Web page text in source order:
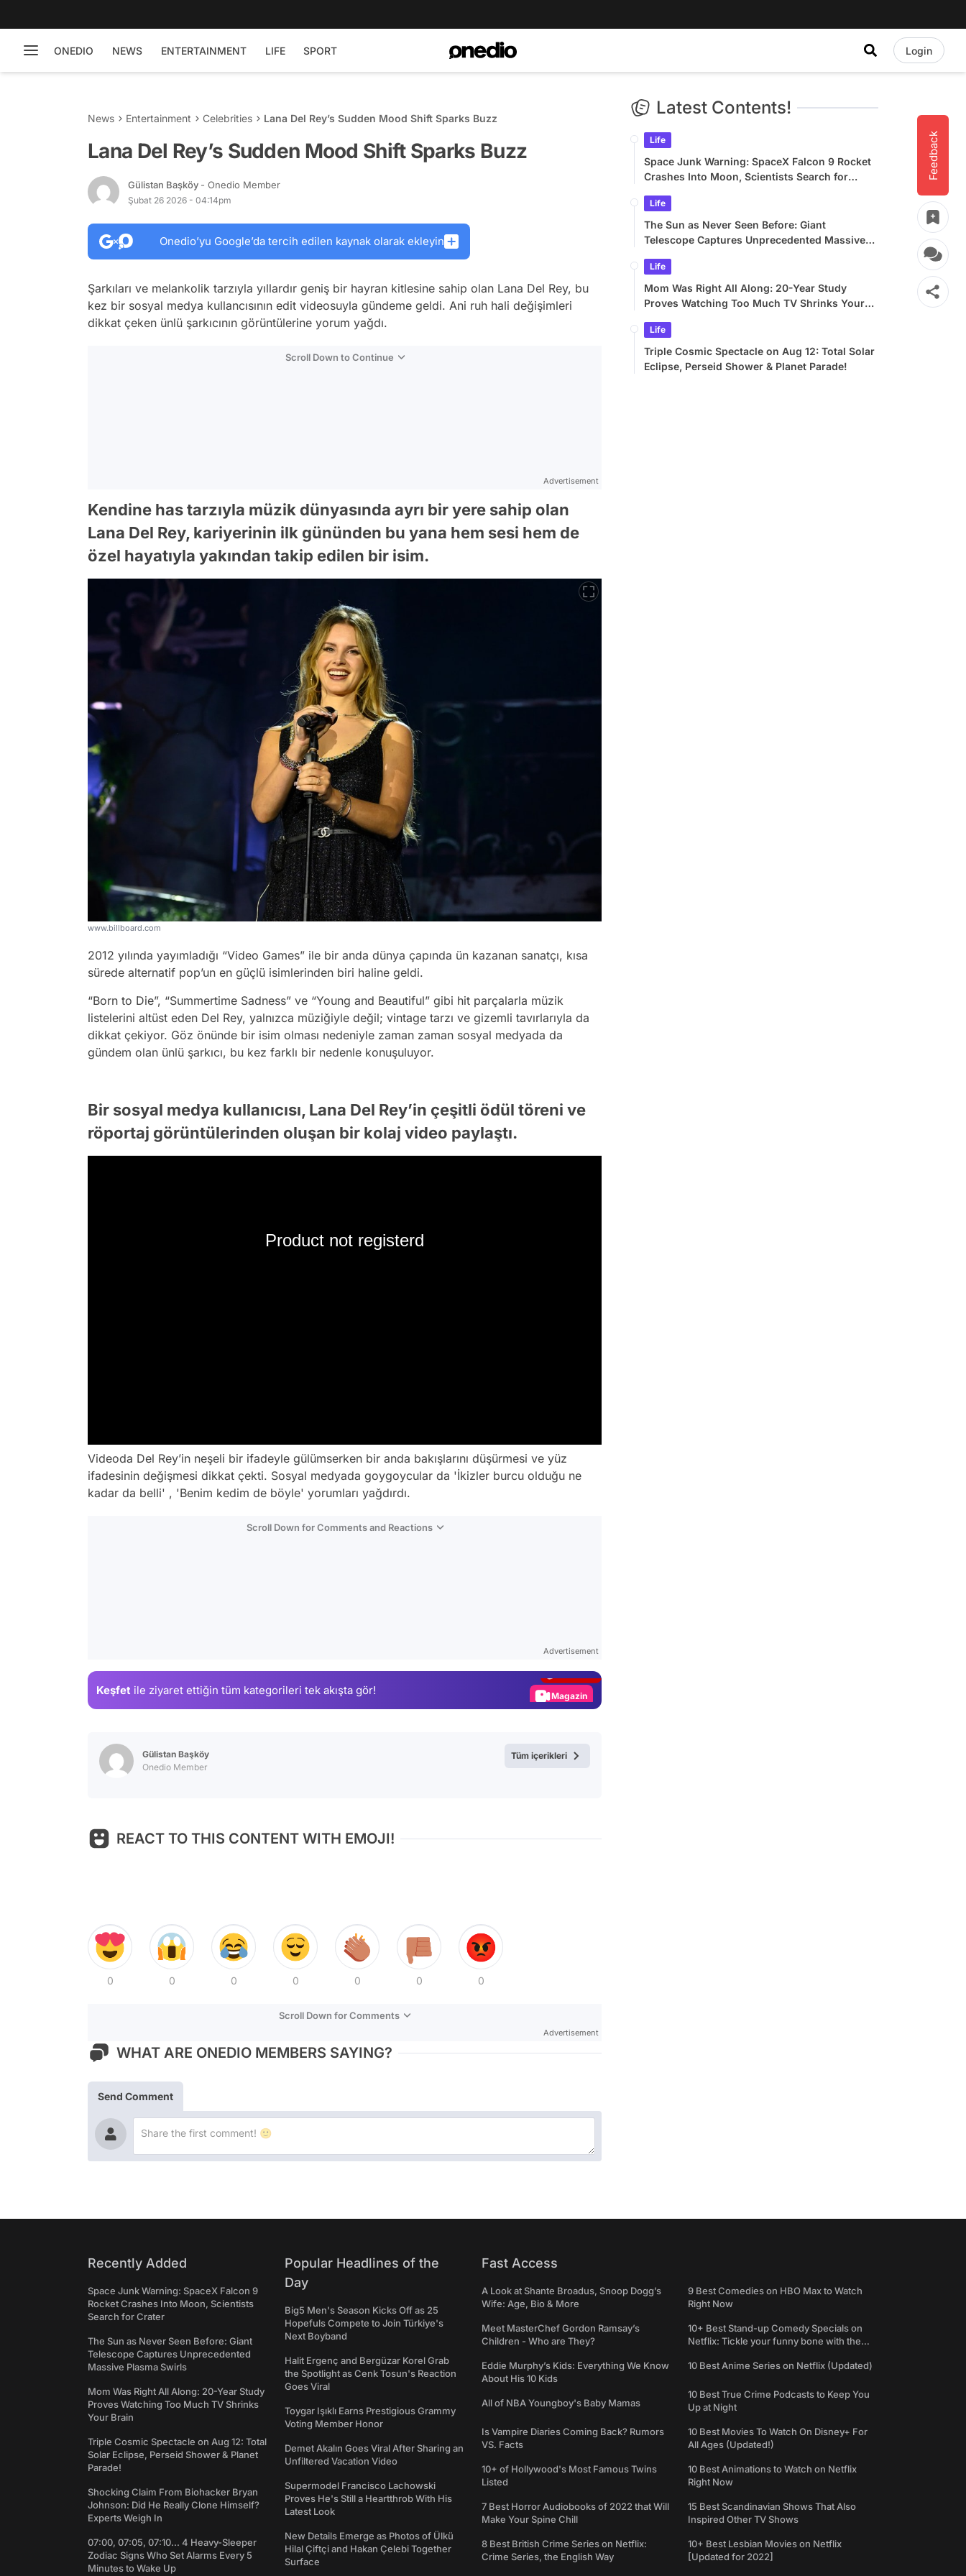
ONEDIO NEWS ENTERTAINMENT LIFE SPORT Login
Feedback
News Entertainment Celebrities Lana Del Rey’s Sudden Mood Shift Sparks Buzz
Lana Del Rey’s Sudden Mood Shift Sparks Buzz
Gülistan Başköy - Onedio Member
Şubat 26 2026 - 04:14pm
Onedio’yu Google’da tercih edilen kaynak olarak ekleyin
Şarkıları ve melankolik tarzıyla yıllardır geniş bir hayran kitlesine sahip olan Lana Del Rey, bu
kez bir sosyal medya kullancısının edit videosuyla gündeme geldi. Ani ruh hali değişimleri
dikkat çeken ünlü şarkıcının görüntülerine yorum yağdı.
Scroll Down to Continue
Advertisement
Kendine has tarzıyla müzik dünyasında ayrı bir yere sahip olan
Lana Del Rey, kariyerinin ilk gününden bu yana hem sesi hem de
özel hayatıyla yakından takip edilen bir isim.
www.billboard.com
2012 yılında yayımladığı “Video Games” ile bir anda dünya çapında ün kazanan sanatçı, kısa
sürede alternatif pop’un en güçlü isimlerinden biri haline geldi.
“Born to Die”, “Summertime Sadness” ve “Young and Beautiful” gibi hit parçalarla müzik
listelerini altüst eden Del Rey, yalnızca müziğiyle değil; vintage tarzı ve gizemli tavırlarıyla da
dikkat çekiyor. Göz önünde bir isim olması nedeniyle zaman zaman sosyal medyada da
gündem olan ünlü şarkıcı, bu kez farklı bir nedenle konuşuluyor.
Bir sosyal medya kullanıcısı, Lana Del Rey’in çeşitli ödül töreni ve
röportaj görüntülerinden oluşan bir kolaj video paylaştı.
Product not registerd
Videoda Del Rey’in neşeli bir ifadeyle gülümserken bir anda bakışlarını düşürmesi ve yüz
ifadesinin değişmesi dikkat çekti. Sosyal medyada goygoycular da 'İkizler burcu olduğu ne
kadar da belli' , 'Benim kedim de böyle' yorumları yağdırdı.
Scroll Down for Comments and Reactions
Advertisement
Keşfet ile ziyaret ettiğin tüm kategorileri tek akışta gör! Magazin
Gülistan Başköy
Onedio Member
Tüm içerikleri
REACT TO THIS CONTENT WITH EMOJI!
0 0 0 0 0 0 0
Scroll Down for Comments
Advertisement
WHAT ARE ONEDIO MEMBERS SAYING?
Send Comment
Latest Contents!
Life
Space Junk Warning: SpaceX Falcon 9 Rocket
Crashes Into Moon, Scientists Search for
Life
The Sun as Never Seen Before: Giant
Telescope Captures Unprecedented Massive
Life
Mom Was Right All Along: 20-Year Study
Proves Watching Too Much TV Shrinks Your
Life
Triple Cosmic Spectacle on Aug 12: Total Solar
Eclipse, Perseid Shower & Planet Parade!
Recently Added
Space Junk Warning: SpaceX Falcon 9
Rocket Crashes Into Moon, Scientists
Search for Crater
The Sun as Never Seen Before: Giant
Telescope Captures Unprecedented
Massive Plasma Swirls
Mom Was Right All Along: 20-Year Study
Proves Watching Too Much TV Shrinks
Your Brain
Triple Cosmic Spectacle on Aug 12: Total
Solar Eclipse, Perseid Shower & Planet
Parade!
Shocking Claim From Biohacker Bryan
Johnson: Did He Really Clone Himself?
Experts Weigh In
07:00, 07:05, 07:10... 4 Heavy-Sleeper
Zodiac Signs Who Set Alarms Every 5
Minutes to Wake Up
Popular Headlines of the
Day
Big5 Men's Season Kicks Off as 25
Hopefuls Compete to Join Türkiye's
Next Boyband
Halit Ergenç and Bergüzar Korel Grab
the Spotlight as Cenk Tosun's Reaction
Goes Viral
Toygar Işıklı Earns Prestigious Grammy
Voting Member Honor
Demet Akalın Goes Viral After Sharing an
Unfiltered Vacation Video
Supermodel Francisco Lachowski
Proves He's Still a Heartthrob With His
Latest Look
New Details Emerge as Photos of Ülkü
Hilal Çiftçi and Hakan Çelebi Together
Surface
Fast Access
A Look at Shante Broadus, Snoop Dogg’s
Wife: Age, Bio & More
Meet MasterChef Gordon Ramsay’s
Children - Who are They?
Eddie Murphy’s Kids: Everything We Know
About His 10 Kids
All of NBA Youngboy's Baby Mamas
Is Vampire Diaries Coming Back? Rumors
VS. Facts
10+ of Hollywood's Most Famous Twins
Listed
7 Best Horror Audiobooks of 2022 that Will
Make Your Spine Chill
8 Best British Crime Series on Netflix:
Crime Series, the English Way
9 Best Comedies on HBO Max to Watch
Right Now
10+ Best Stand-up Comedy Specials on
Netflix: Tickle your funny bone with the
10 Best Anime Series on Netflix (Updated)
10 Best True Crime Podcasts to Keep You
Up at Night
10 Best Movies To Watch On Disney+ For
All Ages (Updated!)
10 Best Animations to Watch on Netflix
Right Now
15 Best Scandinavian Shows That Also
Inspired Other TV Shows
10+ Best Lesbian Movies on Netflix
[Updated for 2022]